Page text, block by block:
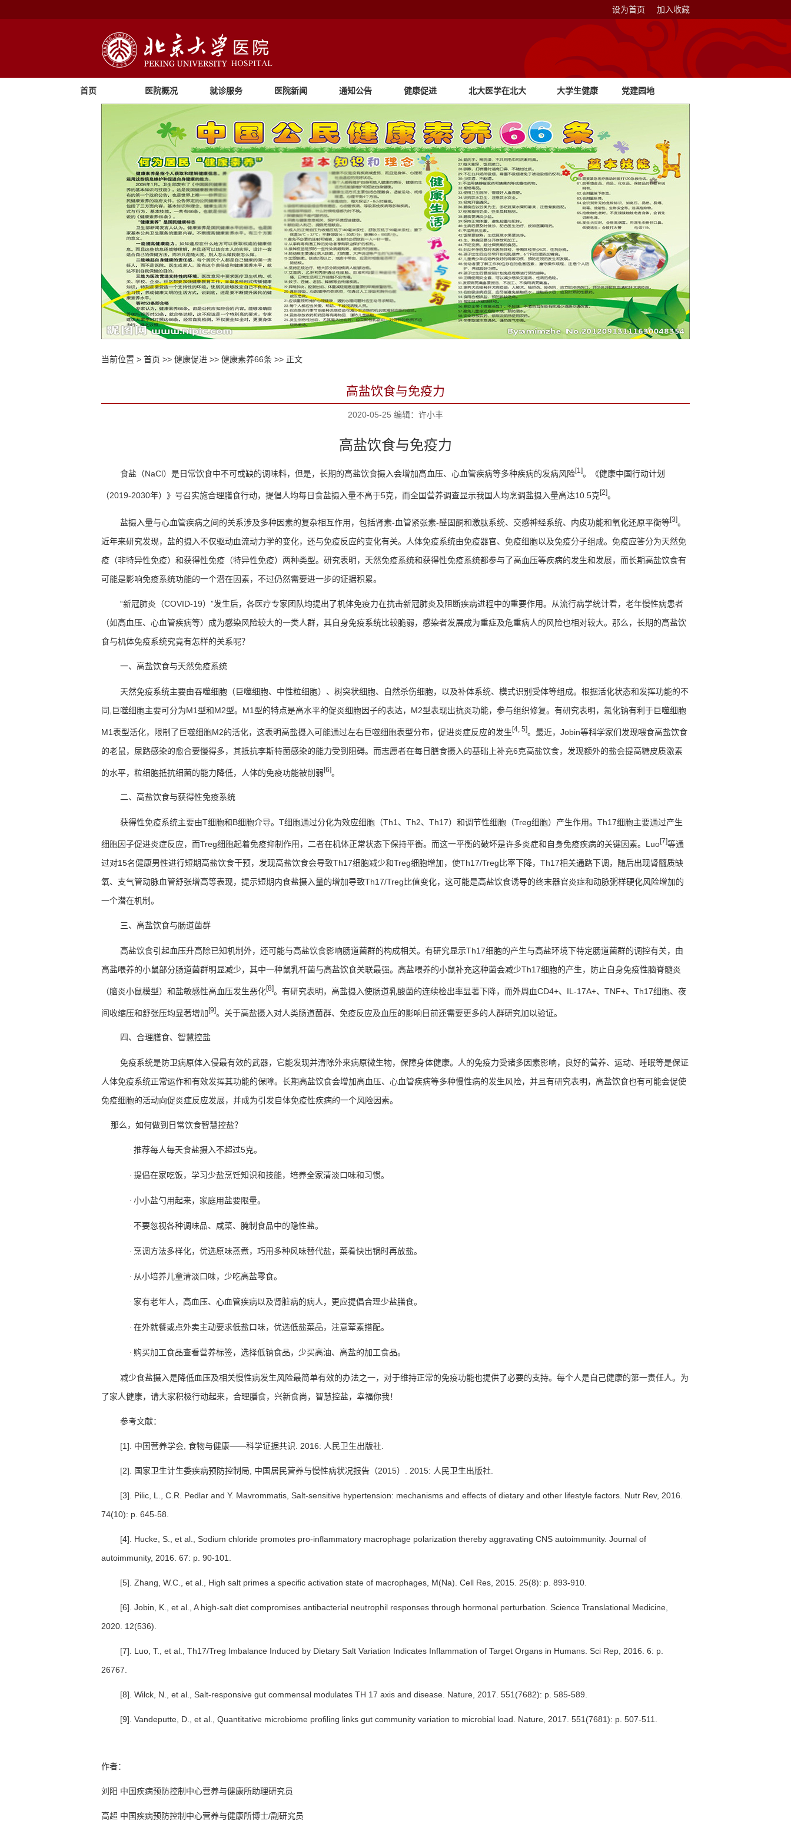
设为首页 加入收藏
首页 医院概况 就诊服务 医院新闻 通知公告 健康促进 北大医学在北大 大学生健康 党建园地
当前位置 > 首页 >> 健康促进 >> 健康素养66条 >> 正文
高盐饮食与免疫力
2020-05-25 编辑：许小丰
高盐饮食与免疫力
食盐（NaCl）是日常饮食中不可或缺的调味料，但是，长期的高盐饮食摄入会增加高血压、心血管疾病等多种疾病的发病风险[1]。《健康中国行动计划
（2019-2030年）》号召实施合理膳食行动，提倡人均每日食盐摄入量不高于5克，而全国营养调查显示我国人均烹调盐摄入量高达10.5克[2]。
盐摄入量与心血管疾病之间的关系涉及多种因素的复杂相互作用，包括肾素-血管紧张素-醛固酮和激肽系统、交感神经系统、内皮功能和氧化还原平衡等[3]。
近年来研究发现，盐的摄入不仅驱动血流动力学的变化，还与免疫反应的变化有关。人体免疫系统由免疫器官、免疫细胞以及免疫分子组成。免疫应答分为天然免
疫（非特异性免疫）和获得性免疫（特异性免疫）两种类型。研究表明，天然免疫系统和获得性免疫系统都参与了高血压等疾病的发生和发展，而长期高盐饮食有
可能是影响免疫系统功能的一个潜在因素，不过仍然需要进一步的证据积累。
“新冠肺炎（COVID-19） ”发生后，各医疗专家团队均提出了机体免疫力在抗击新冠肺炎及阻断疾病进程中的重要作用。从流行病学统计看，老年慢性病患者
（如高血压、心血管疾病等）成为感染风险较大的一类人群，其自身免疫系统比较脆弱，感染者发展成为重症及危重病人的风险也相对较大。那么，长期的高盐饮
食与机体免疫系统究竟有怎样的关系呢？
一、高盐饮食与天然免疫系统
天然免疫系统主要由吞噬细胞（巨噬细胞、中性粒细胞）、树突状细胞、自然杀伤细胞，以及补体系统、模式识别受体等组成。根据活化状态和发挥功能的不
同 巨噬细胞主要可分为M1 型和M2型。 M1 型的特点是高水平的促炎细胞因子的表达， M2型表现出抗炎功能，参与组织修复。有研究表明，氯化钠有利于巨噬细胞
M1表型活化，限制了巨噬细胞M2的活化，这表明高盐摄入可能通过左右巨噬细胞表型分布，促进炎症反应的发生 [4, 5]。最近， Jobin等科学家们发现喂食高盐饮食
的老鼠，尿路感染的愈合要慢得多，其抵抗李斯特菌感染的能力受到阻碍。而志愿者在每日膳食摄入的基础上补充6克高盐饮食，发现额外的盐会提高糖皮质激素
的水平，粒细胞抵抗细菌的能力降低，人体的免疫功能被削弱[6]。
二、高盐饮食与获得性免疫系统
获得性免疫系统主要由T细胞和B细胞介导。 T细胞通过分化为效应细胞（Th1、 Th2、 Th17）和调节性细胞（Treg细胞）产生作用。 Th17细胞主要通过产生
细胞因子促进炎症反应，而Treg细胞起着免疫抑制作用，二者在机体正常状态下保持平衡。而这一平衡的破坏是许多炎症和自身免疫疾病的关键因素。 Luo[7]等通
过对15名健康男性进行短期高盐饮食干预，发现高盐饮食会导致Th17细胞减少和Treg细胞增加，使Th17/Treg 比率下降， Th17相关通路下调，随后出现肾髓质缺
氧、支气管动脉血管舒张增高等表现，提示短期内食盐摄入量的增加导致Th17/Treg 比值变化，这可能是高盐饮食诱导的终末器官炎症和动脉粥样硬化风险增加的
一个潜在机制。
三、高盐饮食与肠道菌群
高盐饮食引起血压升高除已知机制外，还可能与高盐饮食影响肠道菌群的构成相关。有研究显示Th17细胞的产生与高盐环境下特定肠道菌群的调控有关，由
高盐喂养的小鼠部分肠道菌群明显减少，其中一种鼠乳杆菌与高盐饮食关联最强。高盐喂养的小鼠补充这种菌会减少Th17细胞的产生，防止自身免疫性脑脊髓炎
（脑炎小鼠模型）和盐敏感性高血压发生恶化[8]。有研究表明，高盐摄入使肠道乳酸菌的连续检出率显著下降，而外周血CD4+、 IL-17A+、 TNF+、 Th17细胞、夜
间收缩压和舒张压均显著增加[9]。关于高盐摄入对人类肠道菌群、免疫反应及血压的影响目前还需要更多的人群研究加以验证。
四、合理膳食、智慧控盐
免疫系统是防卫病原体入侵最有效的武器，它能发现并清除外来病原微生物，保障身体健康。人的免疫力受诸多因素影响，良好的营养、运动、睡眠等是保证
人体免疫系统正常运作和有效发挥其功能的保障。长期高盐饮食会增加高血压、心血管疾病等多种慢性病的发生风险，并且有研究表明，高盐饮食也有可能会促使
免疫细胞的活动向促炎症反应发展，并成为引发自体免疫性疾病的一个风险因素。
那么，如何做到日常饮食智慧控盐？
· 推荐每人每天食盐摄入不超过5克。
· 提倡在家吃饭，学习少盐烹饪知识和技能，培养全家清淡口味和习惯。
· 小小盐勺用起来，家庭用盐要限量。
· 不要忽视各种调味品、咸菜、腌制食品中的隐性盐。
· 烹调方法多样化，优选原味蒸煮，巧用多种风味替代盐，菜肴快出锅时再放盐。
· 从小培养儿童清淡口味，少吃高盐零食。
· 家有老年人，高血压、心血管疾病以及肾脏病的病人，更应提倡合理少盐膳食。
· 在外就餐或点外卖主动要求低盐口味，优选低盐菜品，注意荤素搭配。
· 购买加工食品查看营养标签，选择低钠食品，少买高油、高盐的加工食品。
减少食盐摄入是降低血压及相关慢性病发生风险最简单有效的办法之一，对于维持正常的免疫功能也提供了必要的支持。每个人是自己健康的第一责任人。为
了家人健康，请大家积极行动起来，合理膳食，兴新食尚，智慧控盐，幸福你我！
参考文献：
[1]. 中国营养学会, 食物与健康——科学证据共识. 2016: 人民卫生出版社.
[2]. 国家卫生计生委疾病预防控制局, 中国居民营养与慢性病状况报告（2015） . 2015: 人民卫生出版社.
[3]. Pilic, L., C.R. Pedlar and Y. Mavrommatis, Salt-sensitive hypertension: mechanisms and effects of dietary and other lifestyle factors. Nutr Rev, 2016.
74(10): p. 645-58.
[4]. Hucke, S., et al., Sodium chloride promotes pro-inflammatory macrophage polarization thereby aggravating CNS autoimmunity. Journal of
autoimmunity, 2016. 67: p. 90-101.
[5]. Zhang, W.C., et al., High salt primes a specific activation state of macrophages, M(Na). Cell Res, 2015. 25(8): p. 893-910.
[6]. Jobin, K., et al., A high-salt diet compromises antibacterial neutrophil responses through hormonal perturbation. Science Translational Medicine,
2020. 12(536).
[7]. Luo, T., et al., Th17/Treg Imbalance Induced by Dietary Salt Variation Indicates Inflammation of Target Organs in Humans. Sci Rep, 2016. 6: p.
26767.
[8]. Wilck, N., et al., Salt-responsive gut commensal modulates TH 17 axis and disease. Nature, 2017. 551(7682): p. 585-589.
[9]. Vandeputte, D., et al., Quantitative microbiome profiling links gut community variation to microbial load. Nature, 2017. 551(7681): p. 507-511.
作者：
刘阳 中国疾病预防控制中心营养与健康所助理研究员
高超 中国疾病预防控制中心营养与健康所博士/副研究员